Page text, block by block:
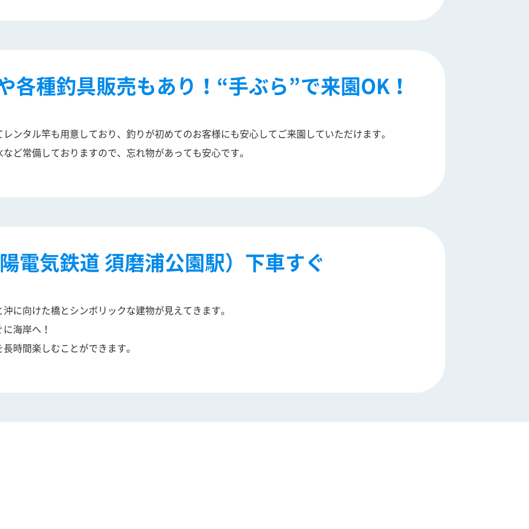
各種釣具販売もあり！“手ぶら”で来園OK！
ンタル竿も用意しており、釣りが初めてのお客様にも安心してご来園していただけます。
ど常備しておりますので、忘れ物があっても安心です。
電気鉄道 須磨浦公園駅）下車すぐ
に向けた橋とシンボリックな建物が見えてきます。
海岸へ！
時間楽しむことができます。